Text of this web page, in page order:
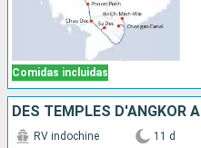
Comidas incluidas
RV indochine 11 d